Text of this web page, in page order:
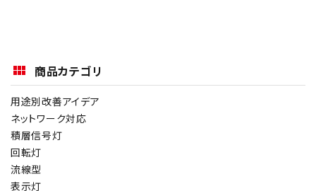
商品カテゴリ
用途別改善アイデア
ネットワーク対応
積層信号灯
回転灯
流線型
表示灯